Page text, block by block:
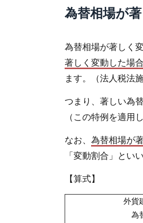
為替相場が
為替相場が著しく
著しく変動した場合
ます。（法人税法
つまり、著しい為
（この特例を適用
なお、 為替相場が
「変動割合」とい
【算式】
外貨
為